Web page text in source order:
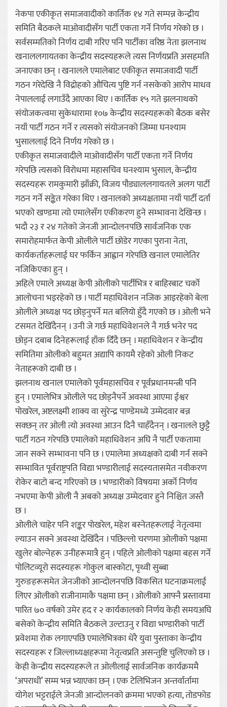
नेकपा एकीकृत समाजवादीको कार्तिक १४ गते सम्पन्न केन्द्रीय
समिति बैठकले माओवादीसँग पार्टी एकता गर्ने निर्णय गरेको छ ।
सर्वसम्मतिको निर्णय दाबी गरिए पनि पार्टीका वरिष्ठ नेता झलनाथ
खनाललगायतका केन्द्रीय सदस्यहरूले त्यस निर्णयप्रति असहमति
जनाएका छन् । खनालले एमालेबाट एकीकृत समाजवादी पार्टी
गठन गरेदेखि नै विद्रोहको औचित्य पुष्टि गर्न नसकेको आरोप माधव
नेपाललाई लगाउँदै आएका थिए । कार्तिक १५ गते झलनाथको
संयोजकत्वमा सुकेधारामा १०७ केन्द्रीय सदस्यहरूको बैठक बसेर
नयाँ पार्टी गठन गर्ने र त्यसको संयोजनको जिम्मा घनश्याम
भुसाललाई दिने निर्णय गरेको छ ।
एकीकृत समाजवादीले माओवादीसँग पार्टी एकता गर्ने निर्णय
गरेपछि त्यसको विरोधमा महासचिव घनश्याम भुसाल, केन्द्रीय
सदस्यहरू रामकुमारी झाँक्री, विजय पौड्याललगायतले अलग पार्टी
गठन गर्ने सङ्केत गरेका थिए । खनालको अध्यक्षतामा नयाँ पार्टी दर्ता
भएको खण्डमा त्यो एमालेसँग एकीकरण हुने सम्भावना देखिन्छ ।
भदौ २३ र २४ गतेको जेनजी आन्दोलनपछि सार्वजनिक एक
समारोहमार्फत केपी ओलीले पार्टी छोडेर गएका पुराना नेता,
कार्यकर्ताहरूलाई घर फर्किन आह्वान गरेपछि खनाल एमालेतिर
नजिकिएका हुन् ।
अहिले एमाले अध्यक्ष केपी ओलीको पार्टीभित्र र बाहिरबाट चर्को
आलोचना भइरहेको छ । पार्टी महाधिवेशन नजिक आइरहेको बेला
ओलीले अध्यक्ष पद छोड्नुपर्ने मत बलियो हुँदै गएको छ । ओली भने
टसमत देखिँदैनन् । उनी जे गर्छ महाधिवेशनले नै गर्छ भनेर पद
छोड्न दबाब दिनेहरूलाई हाँक दिँंदै छन् । महाधिवेशन र केन्द्रीय
समितिमा ओलीको बहुमत अद्यापि कायमै रहेको ओली निकट
नेताहरूको दाबी छ ।
झलनाथ खनाल एमालेको पूर्वमहासचिव र पूर्वप्रधानमन्त्री पनि
हुन् । एमालेभित्र ओलीले पद छोड्नैपर्ने अवस्था आएमा ईश्वर
पोखरेल, अष्टलक्ष्मी शाक्य वा सुरेन्द्र पाण्डेमध्ये उम्मेदवार बन्न
सक्छन् तर ओली त्यो अवस्था आउन दिनै चाहँदैनन् । खनालले छुट्टै
पार्टी गठन गरेपछि एमालेको महाधिवेशन अघि नै पार्टी एकतामा
जान सक्ने सम्भावना पनि छ । एमालेमा अध्यक्षको दाबी गर्न सक्ने
सम्भावित पूर्वराष्ट्रपति विद्या भण्डारीलाई सदस्यतासमेत नवीकरण
रोकेर बाटो बन्द गरिएको छ । भण्डारीको विषयमा अर्को निर्णय
नभएमा केपी ओली नै अबको अध्यक्ष उम्मेदवार हुने निश्चित जस्तै
छ ।
ओलीले चाहेर पनि शङ्कर पोखरेल, महेश बस्नेतहरूलाई नेतृत्वमा
ल्याउन सक्ने अवस्था देखिँदैन । पछिल्लो चरणमा ओलीको पक्षमा
खुलेर बोल्नेहरू उनीहरूमात्रै हुन् । पहिले ओलीको पक्षमा बहस गर्ने
पोलिटव्यूरो सदस्यहरू गोकुल बास्कोटा, पृथ्वी सुब्बा
गुरुङहरूसमेत जेनजीको आन्दोलनपछि विकसित घटनाक्रमलाई
लिएर ओलीको राजीनामाकै पक्षमा छन् । ओलीको आफ्नै प्रस्तावमा
पारित ७० वर्षको उमेर हद र २ कार्यकालको निर्णय केही समयअघि
बसेको केन्द्रीय समिति बैठकले उल्टाउनु र विद्या भण्डारीको पार्टी
प्रवेशमा रोक लगाएपछि एमालेभित्रका धेरै युवा पुस्ताका केन्द्रीय
सदस्यहरू र जिल्लाध्यक्षहरूमा नेतृत्वप्रति असन्तुष्टि चुलिएको छ ।
केही केन्द्रीय सदस्यहरूले त ओलीलाई सार्वजनिक कार्यक्रममै
‘अपराधी’ सम्म भन्न भ्याएका छन् । एक टेलिभिजन अन्तर्वार्तामा
योगेश भट्टराईले जेनजी आन्दोलनको क्रममा भएको हत्या, तोडफोड